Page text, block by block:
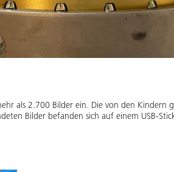
als 2.700 Bilder ein. Die von den Kindern
Bilder befanden sich auf einem USB-